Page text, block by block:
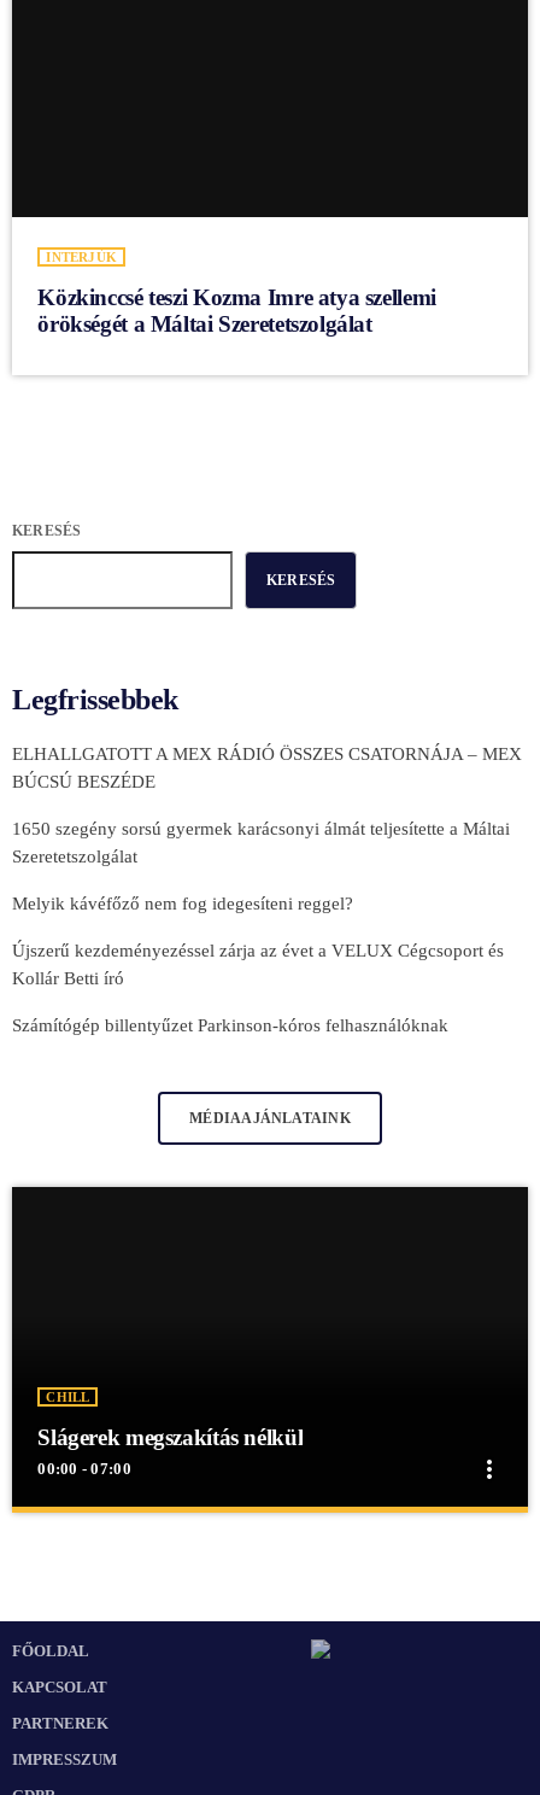
INTERJÚK
Közkinccsé teszi Kozma Imre atya szellemi
örökségét a Máltai Szeretetszolgálat
KERESÉS
KERESÉS
Legfrissebbek
ELHALLGATOTT A MEX RÁDIÓ ÖSSZES CSATORNÁJA – MEX
BÚCSÚ BESZÉDE
1650 szegény sorsú gyermek karácsonyi álmát teljesítette a Máltai
Szeretetszolgálat
Melyik kávéfőző nem fog idegesíteni reggel?
Újszerű kezdeményezéssel zárja az évet a VELUX Cégcsoport és
Kollár Betti író
Számítógép billentyűzet Parkinson-kóros felhasználóknak
MÉDIAAJÁNLATAINK
CHILL
Slágerek megszakítás nélkül
00:00 - 07:00 more_vert
Slágerek megszakítás nélkül egész éjjel a Mex Rádióban!
FŐOLDAL
KAPCSOLAT
PARTNEREK
IMPRESSZUM